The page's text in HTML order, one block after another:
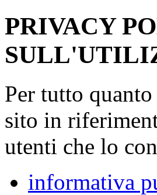
PRIVACY
Per tutto
sito in
utenti che lo
informativa